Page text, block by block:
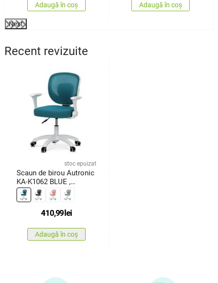
Adaugă în coș Adaugă în coș
Next
Recent revizuite
stoc epuizat
Scaun de birou Autronic
KA-K1062 BLUE ,
albastru
410,99 lei
Adaugă în coș